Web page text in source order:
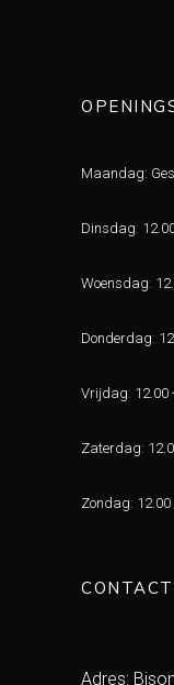
Maandag:
Dinsdag:
Woensdag:
Donderdag:
Vrijdag: 12.00
Zaterdag:
Zondag:
CONTACT
Adres: